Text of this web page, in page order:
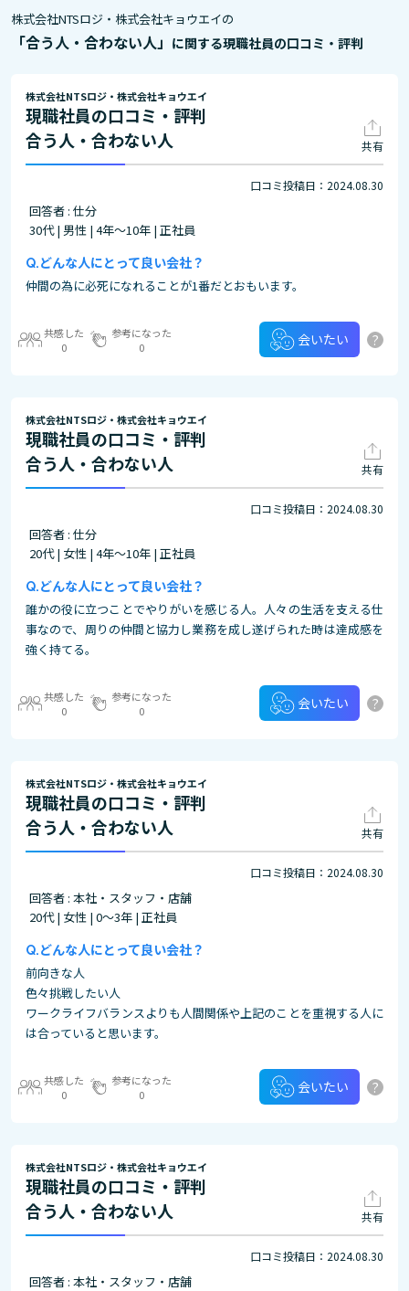
株式会社NTSロジ・株式会社キョウエイの
「合う人・合わない人」 に関する現職社員の口コミ・評判
株式会社NTSロジ・株式会社キョウエイ
現職社員の口コミ・評判
合う人・合わない人
共有
口コミ投稿日：2024.08.30
回答者 : 仕分
30代 | 男性 | 4年～10年 | 正社員
どんな人にとって良い会社？
仲間の為に必死になれることが1番だとおもいます。
共感した
0
参考になった
0
会いたい ?
株式会社NTSロジ・株式会社キョウエイ
現職社員の口コミ・評判
合う人・合わない人
共有
口コミ投稿日：2024.08.30
回答者 : 仕分
20代 | 女性 | 4年～10年 | 正社員
どんな人にとって良い会社？
誰かの役に立つことでやりがいを感じる人。人々の生活を支える仕
事なので、周りの仲間と協力し業務を成し遂げられた時は達成感を
強く持てる。
共感した
0
参考になった
0
会いたい ?
株式会社NTSロジ・株式会社キョウエイ
現職社員の口コミ・評判
合う人・合わない人
共有
口コミ投稿日：2024.08.30
回答者 : 本社・スタッフ・店舗
20代 | 女性 | 0～3年 | 正社員
どんな人にとって良い会社？
前向きな人
色々挑戦したい人
ワークライフバランスよりも人間関係や上記のことを重視する人に
は合っていると思います。
共感した
0
参考になった
0
会いたい ?
株式会社NTSロジ・株式会社キョウエイ
現職社員の口コミ・評判
合う人・合わない人
共有
口コミ投稿日：2024.08.30
回答者 : 本社・スタッフ・店舗